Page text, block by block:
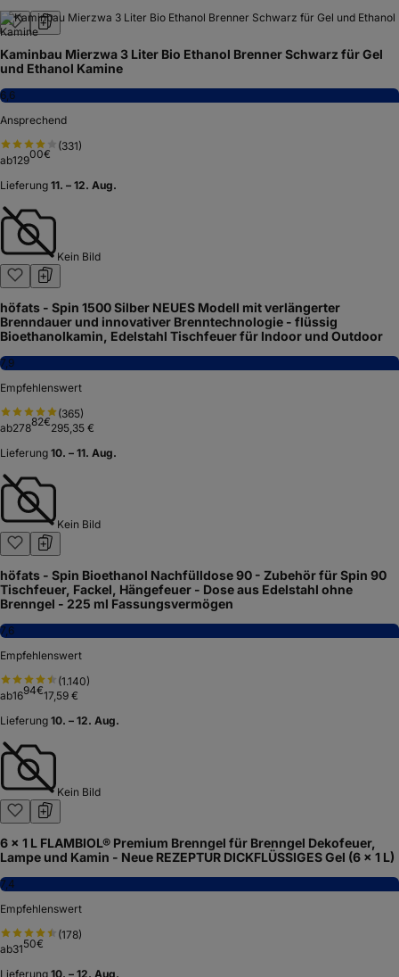
Kaminbau Mierzwa 3 Liter Bio Ethanol Brenner Schwarz für Gel
und Ethanol Kamine
6,6
Ansprechend
(331)
ab12900€
Lieferung 11. – 12. Aug.
Kein Bild
höfats - Spin 1500 Silber NEUES Modell mit verlängerter
Brenndauer und innovativer Brenntechnologie - flüssig
Bioethanolkamin, Edelstahl Tischfeuer für Indoor und Outdoor
7,9
Empfehlenswert
(365)
ab27882€295,35 €
Lieferung 10. – 11. Aug.
Kein Bild
höfats - Spin Bioethanol Nachfülldose 90 - Zubehör für Spin 90
Tischfeuer, Fackel, Hängefeuer - Dose aus Edelstahl ohne
Brenngel - 225 ml Fassungsvermögen
7,6
Empfehlenswert
(1.140)
ab1694€17,59 €
Lieferung 10. – 12. Aug.
Kein Bild
6 x 1 L FLAMBIOL® Premium Brenngel für Brenngel Dekofeuer,
Lampe und Kamin - Neue REZEPTUR DICKFLÜSSIGES Gel (6 x 1 L)
7,4
Empfehlenswert
(178)
ab3150€
Lieferung 10. – 12. Aug.